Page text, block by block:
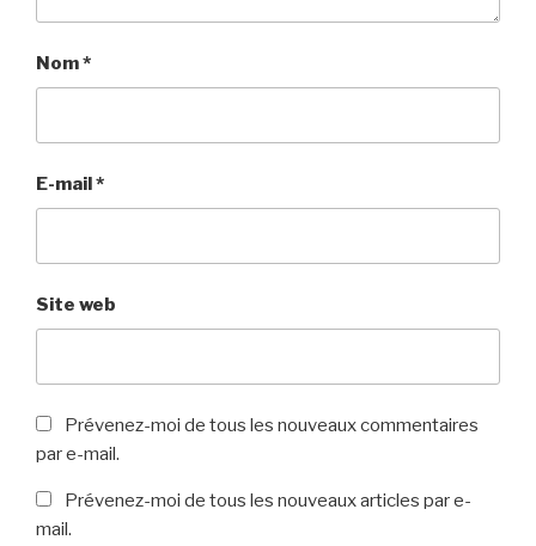
Nom*
E-mail*
Site web
Prévenez-moi de tous les nouveaux commentaires
par e-mail.
Prévenez-moi de tous les nouveaux articles par e-
mail.